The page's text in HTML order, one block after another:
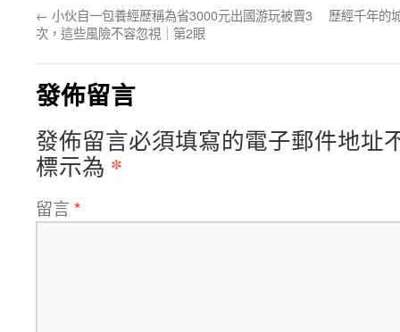
← 小伙自一包養經歷稱為省3000元出國游玩被賣3
次，這些風險不容忽視｜第2眼
歷經千年的
發佈留言
發佈留言必須填寫的電子郵件地址
標示為 *
留言 *